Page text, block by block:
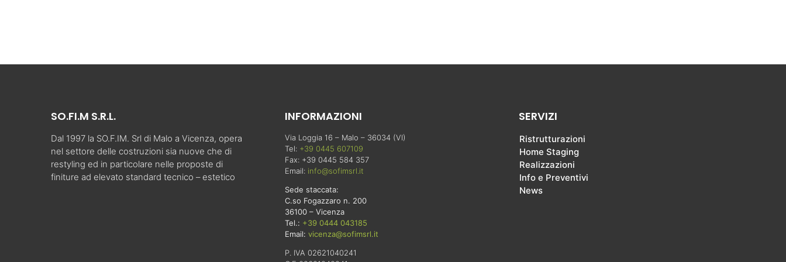
SO.FI.M S.R.L.
Dal 1997 la SO.F.IM. Srl di Malo a Vicenza, opera
nel settore delle costruzioni sia nuove che di
restyling ed in particolare nelle proposte di
finiture ad elevato standard tecnico – estetico
INFORMAZIONI
Via Loggia 16 – Malo – 36034 (VI)
Tel: +39 0445 607109
Fax: +39 0445 584 357
Email: info@sofimsrl.it
Sede staccata:
C.so Fogazzaro n. 200
36100 – Vicenza
Tel.: +39 0444 043185
Email: vicenza@sofimsrl.it
P. IVA 02621040241
SERVIZI
Ristrutturazioni
Home Staging
Realizzazioni
Info e Preventivi
News